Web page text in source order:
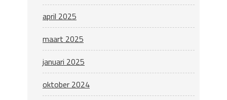
april 2025
maart 2025
januari 2025
oktober 2024